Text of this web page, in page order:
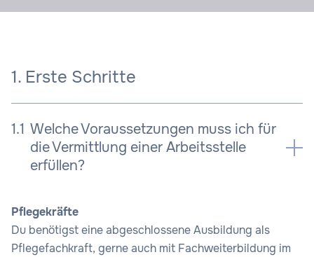
1. Erste Schritte
1.1 Welche Voraussetzungen muss ich für
die Vermittlung einer Arbeitsstelle
erfüllen?
Pflegekräfte
Du benötigst eine abgeschlossene Ausbildung als
Pflegefachkraft, gerne auch mit Fachweiterbildung im